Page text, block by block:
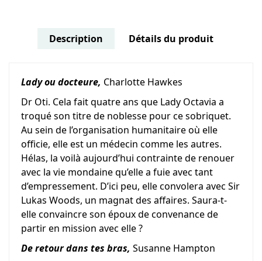
Description Détails du produit
Lady ou docteure, Charlotte Hawkes
Dr Oti. Cela fait quatre ans que Lady Octavia a
troqué son titre de noblesse pour ce sobriquet.
Au sein de l’organisation humanitaire où elle
officie, elle est un médecin comme les autres.
Hélas, la voilà aujourd’hui contrainte de renouer
avec la vie mondaine qu’elle a fuie avec tant
d’empressement. D’ici peu, elle convolera avec Sir
Lukas Woods, un magnat des affaires. Saura-t-
elle convaincre son époux de convenance de
partir en mission avec elle ?
De retour dans tes bras, Susanne Hampton